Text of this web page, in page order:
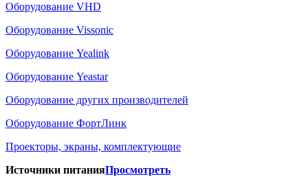
Оборудование VHD
Оборудование Vissonic
Оборудование Yealink
Оборудование Yeastar
Оборудование других производителей
Оборудование ФортЛинк
Проекторы, экраны, комплектующие
Источники питанияПросмотреть